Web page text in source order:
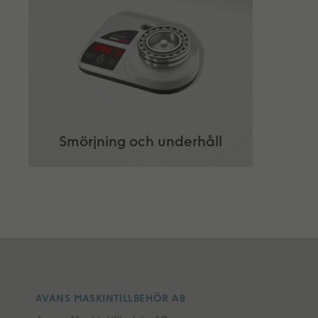
Smörjning och underhåll
AVANS MASKINTILLBEHÖR AB